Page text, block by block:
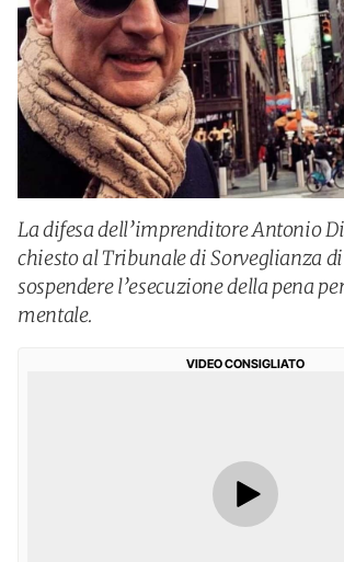
La difesa dell’imprenditore Antonio
chiesto al Tribunale di Sorveglianza
sospendere l’esecuzione della pena
mentale.
VIDEO CONSIGLIATO